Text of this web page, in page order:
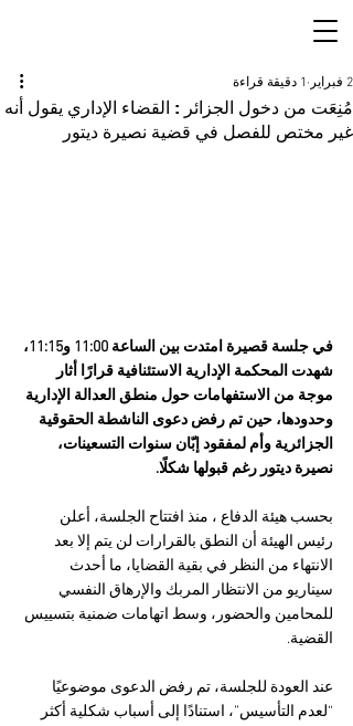
مُنِعَت من دخول الجزائر : القضاء الإداري يقول أنه
غير مختص للفصل في قضية نصيرة ديتور
2 فبراير 1 دقيقة قراءة
في جلسة قصيرة امتدت بين الساعة 11:00 و11:15،
شهدت المحكمة الإدارية الاستئنافية قرارًا أثار
موجة من الاستفهامات حول منطق العدالة الإدارية
وحدودها، حين تم رفض دعوى الناشطة الحقوقية
الجزائرية وأم لمفقود إبّان سنوات التسعينات،
نصيرة ديتور رغم قبولها شكلًا.
بحسب هيئة الدفاع ، منذ افتتاح الجلسة، أعلن
رئيس الهيئة أن النطق بالقرارات لن يتم إلا بعد
الانتهاء من النظر في بقية القضايا، ما أحدث
سيناريو من الانتظار المربك والإرهاق النفسي
للمحامين والحضور، وسط اتهامات ضمنية بتسييس
القضية.
عند العودة للجلسة، تم رفض الدعوى موضوعيًا
“لعدم التأسيس”، استنادًا إلى أسباب شكلية أكثر